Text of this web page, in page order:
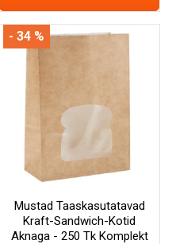
Mustad Taaskasutatavad
Kraft-Sandwich-Kotid
Aknaga - 250 Tk Komplekt
- 34 %